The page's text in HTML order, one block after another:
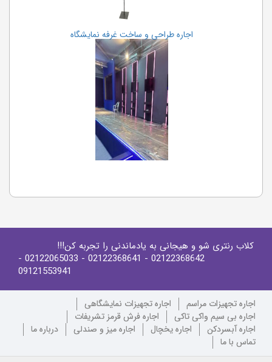
اجاره طراحی و ساخت غرفه نمایشگاه
کلاب رنتری شو و هیجانی به یادماندنی را تجربه کن!!!
02122368642
- 02122368641
- 02122065033
-
09121553941
اجاره تجهیزات مراسم
اجاره تجهیزات نمایشگاهی
اجاره بی سیم واکی تاکی
اجاره فرش قرمز تشریفات
اجاره آبسردکن
اجاره یخچال اجاره میز و صندلی
درباره ما
تماس با ما